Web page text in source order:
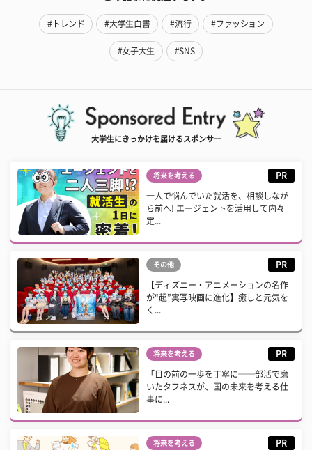
#トレンド #大学生白書 #流行 #ファッション
#女子大生 #SNS
大学生にきっかけを届けるスポンサー
将来を考える PR
一人で悩んでいた就活を、相談しなが
ら前へ! エージェントを活用して内々
定...
その他 PR
【ディズニー・アニメーションの名作
が“超”実写映画に進化】癒しと元気を
く...
将来を考える PR
「目の前の一歩を丁寧に──部活で磨
いたタフネスが、国の未来を考える仕
事に...
将来を考える PR